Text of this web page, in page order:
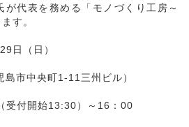
が代表を務める「モノづくり工房～
す。
日（日）
島市中央町1-11三州ビル）
受付開始13:30）～16：00